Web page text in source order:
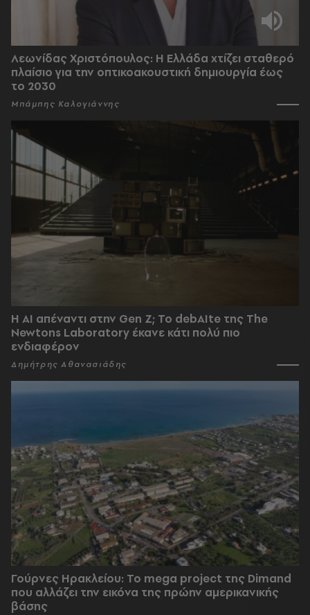
Λεωνίδας Χριστόπουλος: Η Ελλάδα χτίζει σταθερό
πλαίσιο για την οπτικοακουστική δημιουργία έως
το 2030
Μπάμπης Καλογιάννης
Η AI απέναντι στην Gen Z; Το debAIte της The
Newtons Laboratory έκανε κάτι πολύ πιο
ενδιαφέρον
Δημήτρης Αθανασιάδης
Γούρνες Ηρακλείου: To mega project της Dimand
που αλλάζει την εικόνα της πρώην αμερικανικής
βάσης